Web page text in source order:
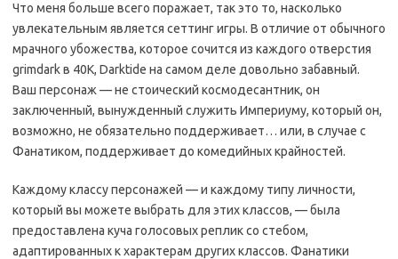
Что меня больше всего поражает, так это то, насколько
увлекательным является сеттинг игры. В отличие от обычного
мрачного убожества, которое сочится из каждого отверстия
grimdark в 40K, Darktide на самом деле довольно забавный.
Ваш персонаж — не стоический космодесантник, он
заключенный, вынужденный служить Империуму, который он,
возможно, не обязательно поддерживает… или, в случае с
Фанатиком, поддерживает до комедийных крайностей.
Каждому классу персонажей — и каждому типу личности,
который вы можете выбрать для этих классов, — была
предоставлена куча голосовых реплик со стебом,
адаптированных к характерам других классов. Фанатики